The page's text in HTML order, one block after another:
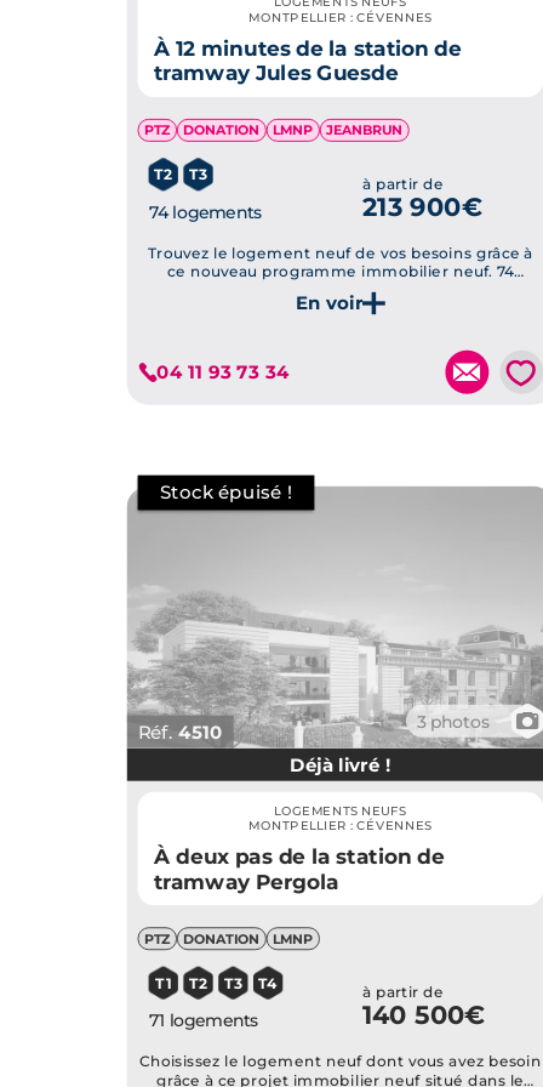
Je découvre ce programme
MONTPELLIER : CÉVENNES
À 12 minutes de la station de
tramway Jules Guesde
PTZ DONATION LMNP JEANBRUN
T2 T3
74 logements
à partir de
213 900€
Trouvez le logement neuf de vos besoins grâce à
ce nouveau programme immobilier neuf. 74
logements de 2 à 4 pièces sont proposés. Tous
sont parfaitement aménagés et ils assurent un
04 11 93 73 34 💗
Réf. 4510 3 photos 📷
Déjà livré !
LOGEMENTS NEUFS
MONTPELLIER : CÉVENNES
À deux pas de la station de
tramway Pergola
PTZ DONATION LMNP
T1 T2 T3 T4
71 logements
à partir de
140 500€
Choisissez le logement neuf dont vous avez besoin
grâce à ce projet immobilier neuf situé dans le